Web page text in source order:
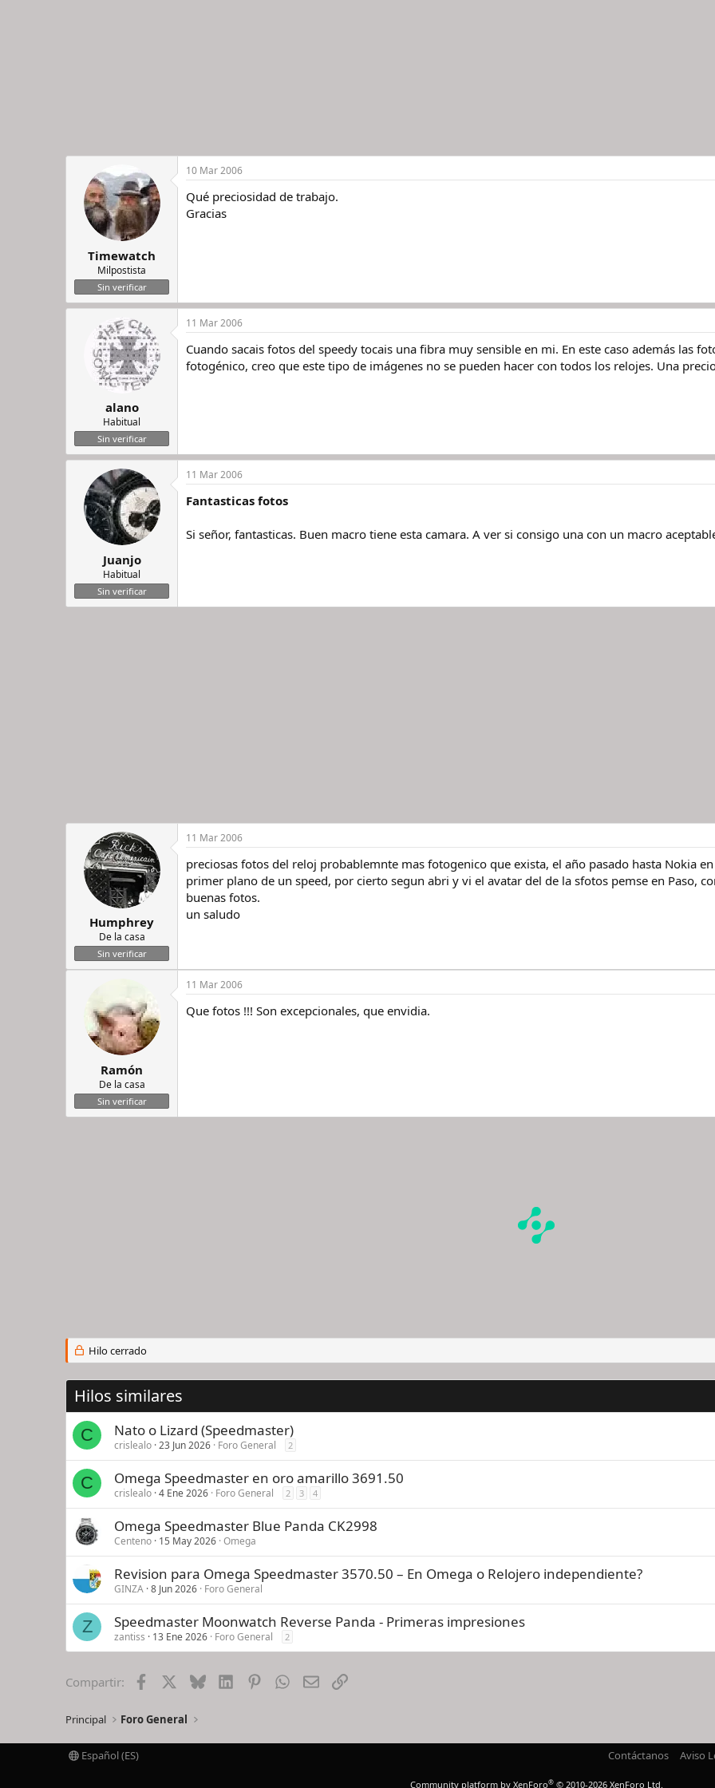
Timewatch
Milpostista
Sin verificar
10 Mar 2006
Qué preciosidad de trabajo.
Gracias
alano
Habitual
Sin verificar
11 Mar 2006
Cuando sacais fotos del speedy tocais una fibra muy sensible en mi. En este caso además las
fotogénico, creo que este tipo de imágenes no se pueden hacer con todos los relojes. Una
Juanjo
Habitual
Sin verificar
11 Mar 2006
Fantasticas fotos
Si señor, fantasticas. Buen macro tiene esta camara. A ver si consigo una con un macro
Humphrey
De la casa
Sin verificar
11 Mar 2006
preciosas fotos del reloj probablemnte mas fotogenico que exista, el año pasado hasta Nokia
primer plano de un speed, por cierto segun abri y vi el avatar del de la sfotos pemse en Paso,
buenas fotos.
un saludo
Ramón
De la casa
Sin verificar
11 Mar 2006
Que fotos !!! Son excepcionales, que envidia.
Hilo cerrado
Hilos similares
C Nato o Lizard (Speedmaster)
crislealo 23 Jun 2026 Foro General 2
C Omega Speedmaster en oro amarillo 3691.50
crislealo 4 Ene 2026 Foro General 2 3 4
Omega Speedmaster Blue Panda CK2998
Centeno 15 May 2026 Omega
Revision para Omega Speedmaster 3570.50 – En Omega o Relojero independiente?
GINZA 8 Jun 2026 Foro General
Z Speedmaster Moonwatch Reverse Panda - Primeras impresiones
zantiss 13 Ene 2026 Foro General 2
Compartir: Facebook BlueskyLinkedInPinterestWhatsApp
EmailEnlace
Principal Foro General
Español (ES) Contáctanos Aviso
Community platform by XenForo® © 2010-2026 XenForo Ltd.